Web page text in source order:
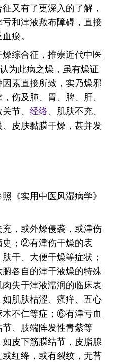
又有了更深入的了解，
和津液敷布障碍，直接
瘀。
燥综合征，推崇近代中医
为此病之燥，虽有燥证
素直接所致，实乃燥邪
伤及肺、胃、脾、肝、
节、 经络、肌肤不充、
皮肤黏膜干燥，甚并发
《实用中医风湿病学》
，或外燥侵袭，或津伤
史；②有津伤干燥的表
干、大便干燥等症状；
各自的津干液燥的特殊
失于津液濡润的临床表
肌肤枯涩、瘙痒、五心
不仁等症；⑥有津亏血
、肢端阵发性青紫等
皮下筋膜结节，皮脂腺
红绛，或有裂纹，无苔